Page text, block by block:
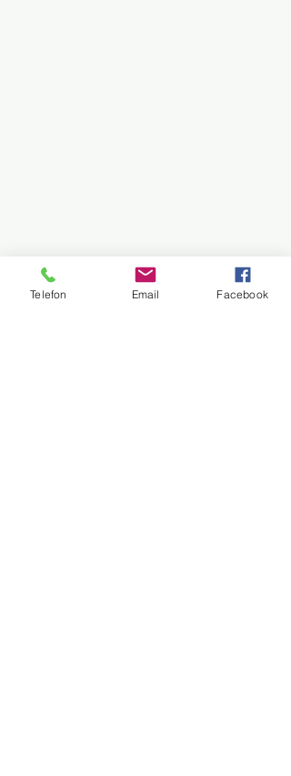
Telefon Email Facebook